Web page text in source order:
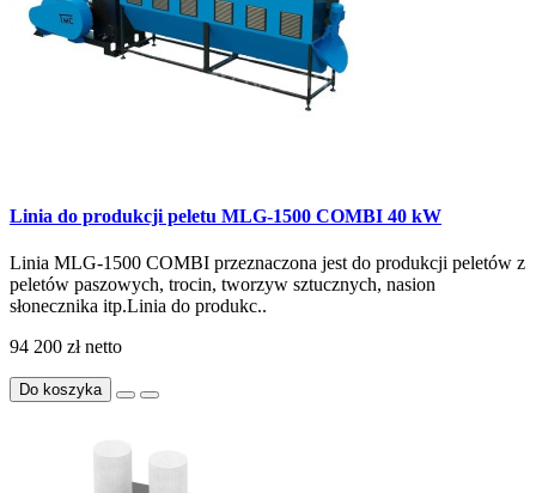
Linia do produkcji peletu MLG-1500 COMBI 40 kW
Linia MLG-1500 COMBI przeznaczona jest do produkcji peletów z
peletów paszowych, trocin, tworzyw sztucznych, nasion
słonecznika itp.Linia do produkc..
94 200 złnetto
Do koszyka